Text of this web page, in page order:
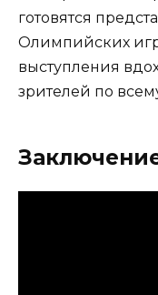
готовятся
Олимпийских
выступления
зрителей по